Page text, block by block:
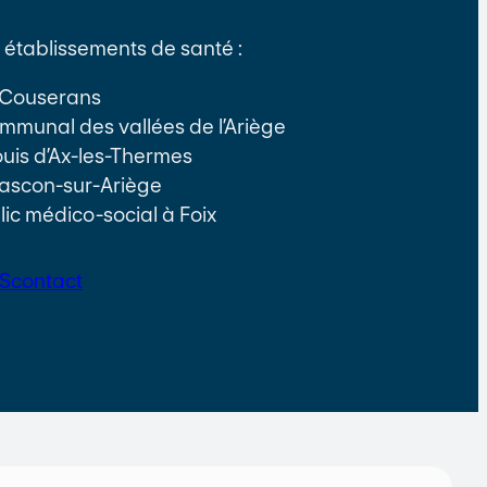
de santé :
des vallées de l’Ariège
d’Ax-les-Thermes
sur-Ariège
médico-social à Foix
contact